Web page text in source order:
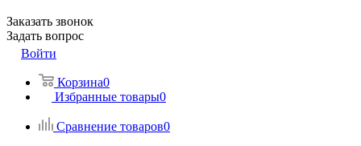
Заказать звонок
Задать вопрос
Войти
Корзина0
Избранные товары0
Сравнение товаров0